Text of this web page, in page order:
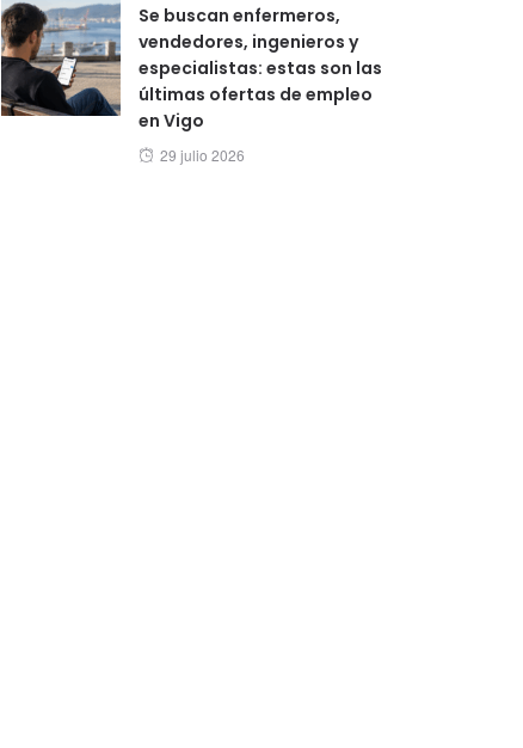
Se buscan enfermeros,
vendedores, ingenieros y
especialistas: estas son las
últimas ofertas de empleo
en Vigo
Posted
29 julio 2026